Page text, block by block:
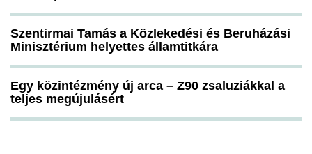
Szentirmai Tamás a Közlekedési és Beruházási
Minisztérium helyettes államtitkára
Egy közintézmény új arca – Z90 zsaluziákkal a
teljes megújulásért